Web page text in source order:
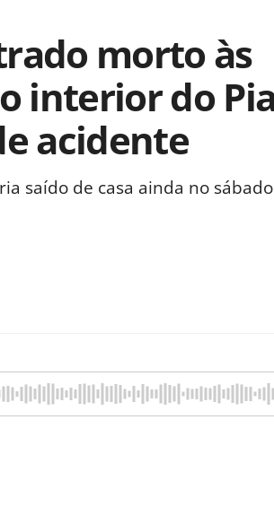
morto às
interior do
acidente
saído de casa ainda no